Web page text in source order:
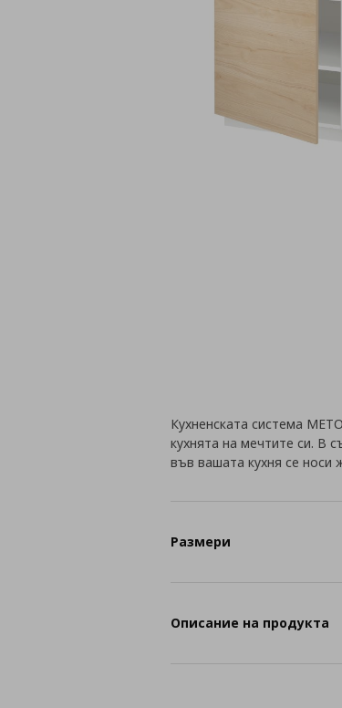
Кухненската система
кухнята на мечтите си. В
във вашата кухня се носи
Размери
Описание на продукта